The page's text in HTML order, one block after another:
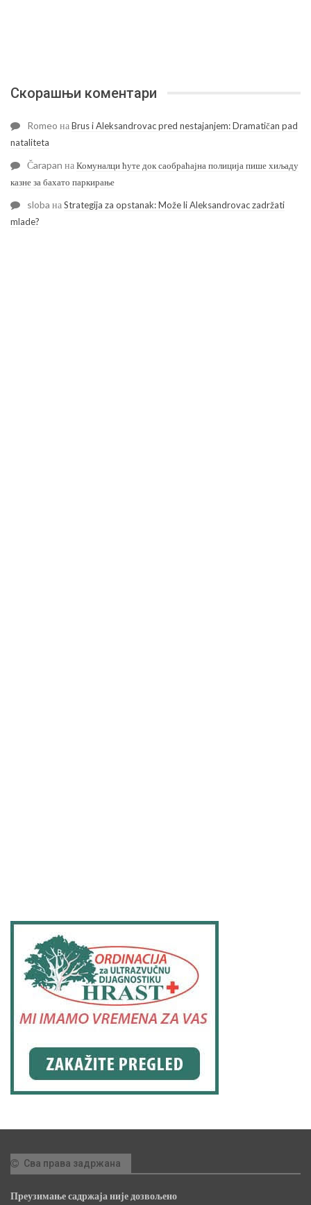
Скорашњи коментари
Romeo наBrus i Aleksandrovac pred nestajanjem: Dramatičan pad
nataliteta
Čarapan наКомуналци ћуте док саобраћајна полиција пише хиљаду
казне за бахато паркирање
sloba наStrategija za opstanak: Može li Aleksandrovac zadržati
mlade?
Сва права задржана
Преузимање садржаја није дозвољено